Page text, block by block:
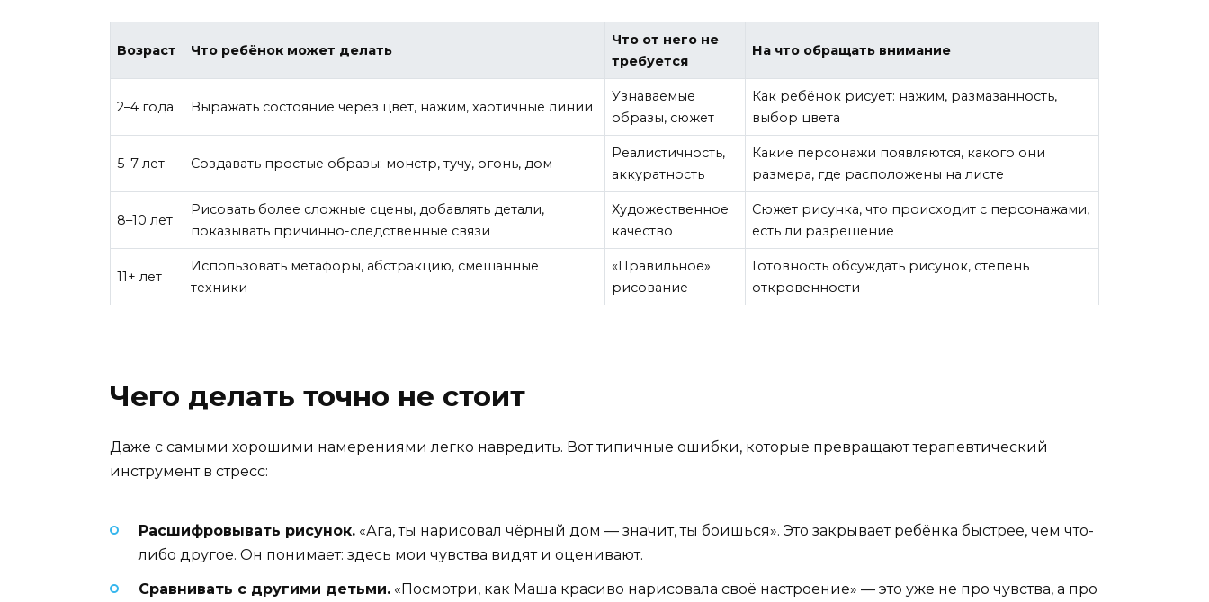
Возраст Что ребёнок может делать
Что от него не
требуется
На что обращать внимание
2–4 года Выражать состояние через цвет, нажим, хаотичные линии
Узнаваемые
образы, сюжет
Как ребёнок рисует: нажим, размазанность,
выбор цвета
5–7 лет Создавать простые образы: монстр, тучу, огонь, дом
Реалистичность,
аккуратность
Какие персонажи появляются, какого они
размера, где расположены на листе
8–10 лет
Рисовать более сложные сцены, добавлять детали,
показывать причинно-следственные связи
Художественное
качество
Сюжет рисунка, что происходит с персонажами,
есть ли разрешение
11+ лет
Использовать метафоры, абстракцию, смешанные
техники
«Правильное»
рисование
Готовность обсуждать рисунок, степень
откровенности
Чего делать точно не стоит
Даже с самыми хорошими намерениями легко навредить. Вот типичные ошибки, которые превращают терапевтический
инструмент в стресс:
Расшифровывать рисунок. «Ага, ты нарисовал чёрный дом — значит, ты боишься». Это закрывает ребёнка быстрее, чем что-
либо другое. Он понимает: здесь мои чувства видят и оценивают.
Сравнивать с другими детьми. «Посмотри, как Маша красиво нарисовала своё настроение» — это уже не про чувства, а про